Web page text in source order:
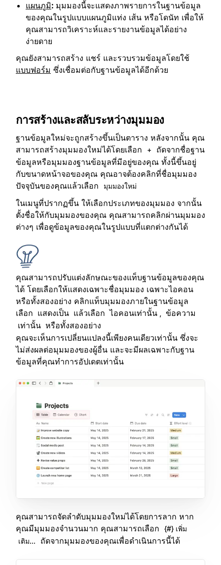
แผนภูมิ: มุมมองนี้จะแสดงภาพรายการในฐานข้อมูล
ของคุณในรูปแบบแผนภูมิแท่ง เส้น หรือโดนัท เพื่อให้
คุณสามารถวิเคราะห์และรายงานข้อมูลได้อย่าง
ง่ายดาย
คุณยังสามารถสร้าง แชร์ และรวบรวมข้อมูลโดยใช้
แบบฟอร์ม ซึ่งเชื่อมต่อกับฐานข้อมูลได้อีกด้วย
การสร้างและสลับระหว่างมุมมอง
ฐานข้อมูลใหม่จะถูกสร้างขึ้นเป็นตาราง หลังจากนั้น คุณ
สามารถสร้างมุมมองใหม่ได้โดยเลือก
+
ถัดจากชื่อฐาน
ข้อมูลหรือมุมมองฐานข้อมูลที่มีอยู่ของคุณ ทั้งนี้ขึ้นอยู่
กับขนาดหน้าจอของคุณ คุณอาจต้องคลิกที่ชื่อมุมมอง
ปัจจุบันของคุณแล้วเลือก
มุมมองใหม่
ในเมนูที่ปรากฏขึ้น ให้เลือกประเภทของมุมมอง จากนั้น
ตั้งชื่อให้กับมุมมองของคุณ คุณสามารถคลิกผ่านมุมมอง
ต่างๆ เพื่อดูข้อมูลของคุณในรูปแบบที่แตกต่างกันได้
คุณสามารถปรับแต่งลักษณะของแท็บฐานข้อมูลของคุณ
ได้ โดยเลือกให้แสดงเฉพาะชื่อมุมมอง เฉพาะไอคอน
หรือทั้งสองอย่าง คลิกแท็บมุมมองภายในฐานข้อมูล
เลือก แสดงเป็น แล้วเลือก ไอคอนเท่านั้น , ข้อความ
เท่านั้น หรือทั้งสองอย่าง
คุณจะเห็นการเปลี่ยนแปลงนี้เพียงคนเดียวเท่านั้น ซึ่งจะ
ไม่ส่งผลต่อมุมมองของผู้อื่น และจะมีผลเฉพาะกับฐาน
ข้อมูลที่คุณทำการอัปเดตเท่านั้น
คุณสามารถจัดลำดับมุมมองใหม่ได้โดยการลาก หาก
คุณมีมุมมองจำนวนมาก คุณสามารถเลือก
{#} เพิ่ม
เติม...
ถัดจากมุมมองของคุณเพื่อดำเนินการนี้ได้